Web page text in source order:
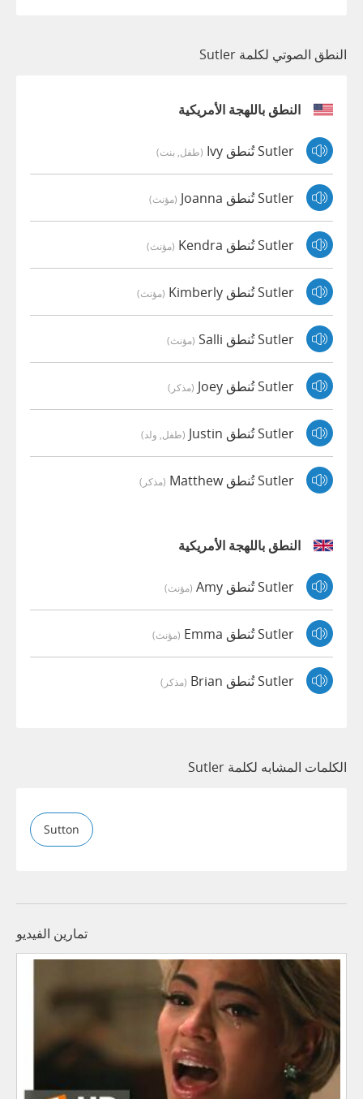
النطق الصوتي لكلمة Sutler
النطق باللهجة الأمريكية
Sutler تُنطق Ivy (طفل, بنت)
Sutler تُنطق Joanna (مؤنث)
Sutler تُنطق Kendra (مؤنث)
Sutler تُنطق Kimberly (مؤنث)
Sutler تُنطق Salli (مؤنث)
Sutler تُنطق Joey (مذكر)
Sutler تُنطق Justin (طفل, ولد)
Sutler تُنطق Matthew (مذكر)
النطق باللهجة الأمريكية
Sutler تُنطق Amy (مؤنث)
Sutler تُنطق Emma (مؤنث)
Sutler تُنطق Brian (مذكر)
الكلمات المشابه لكلمة Sutler
Sutton
تمارين الفيديو